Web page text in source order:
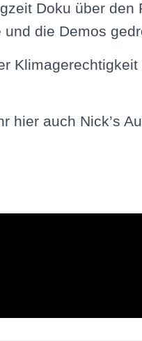
Doku über den
die Demos
hier auch Nick’s